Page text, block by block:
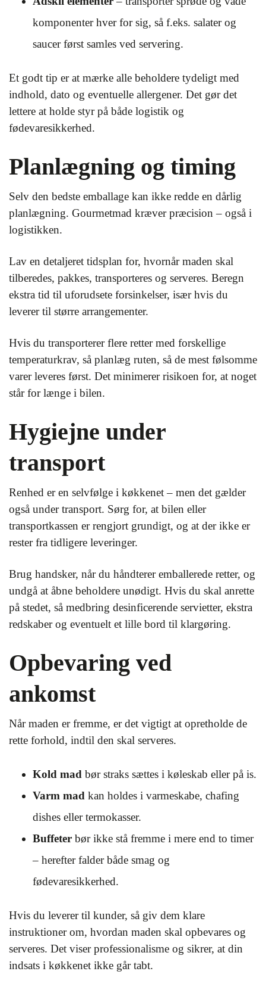
komponenter hver for sig, så f.eks. salater og
saucer først samles ved servering.
Et godt tip er at mærke alle beholdere tydeligt med
indhold, dato og eventuelle allergener. Det gør det
lettere at holde styr på både logistik og
fødevaresikkerhed.
Planlægning og timing
Selv den bedste emballage kan ikke redde en dårlig
planlægning. Gourmetmad kræver præcision – også i
logistikken.
Lav en detaljeret tidsplan for, hvornår maden skal
tilberedes, pakkes, transporteres og serveres. Beregn
ekstra tid til uforudsete forsinkelser, især hvis du
leverer til større arrangementer.
Hvis du transporterer flere retter med forskellige
temperaturkrav, så planlæg ruten, så de mest følsomme
varer leveres først. Det minimerer risikoen for, at noget
står for længe i bilen.
Hygiejne under
transport
Renhed er en selvfølge i køkkenet – men det gælder
også under transport. Sørg for, at bilen eller
transportkassen er rengjort grundigt, og at der ikke er
rester fra tidligere leveringer.
Brug handsker, når du håndterer emballerede retter, og
undgå at åbne beholdere unødigt. Hvis du skal anrette
på stedet, så medbring desinficerende servietter, ekstra
redskaber og eventuelt et lille bord til klargøring.
Opbevaring ved
ankomst
Når maden er fremme, er det vigtigt at opretholde de
rette forhold, indtil den skal serveres.
Kold mad bør straks sættes i køleskab eller på is.
Varm mad kan holdes i varmeskabe, chafing
dishes eller termokasser.
Buffeter bør ikke stå fremme i mere end to timer
– herefter falder både smag og
fødevaresikkerhed.
Hvis du leverer til kunder, så giv dem klare
instruktioner om, hvordan maden skal opbevares og
serveres. Det viser professionalisme og sikrer, at din
indsats i køkkenet ikke går tabt.